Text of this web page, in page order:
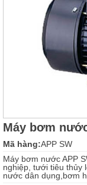
Máy bơm
Mã hàng:APP SW
Máy bơm nước APP
nghiệp, tưới tiêu thủy
nước dân dụng,bơm